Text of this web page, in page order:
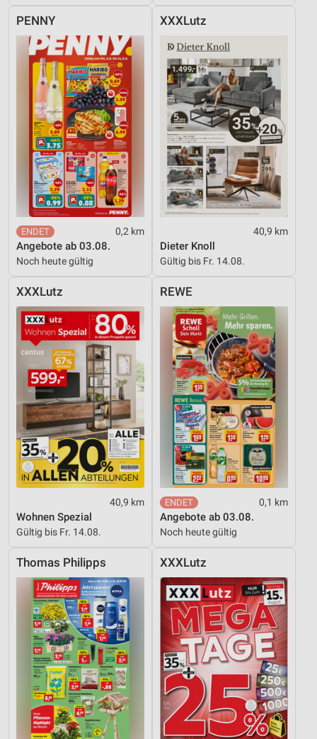
PENNY
0,2 km
Angebote ab 03.08.
Noch heute gültig
XXXLutz
40,9 km
Dieter Knoll
Gültig bis Fr. 14.08.
XXXLutz
40,9 km
Wohnen Spezial
Gültig bis Fr. 14.08.
REWE
0,1 km
Angebote ab 03.08.
Noch heute gültig
Thomas Philipps XXXLutz